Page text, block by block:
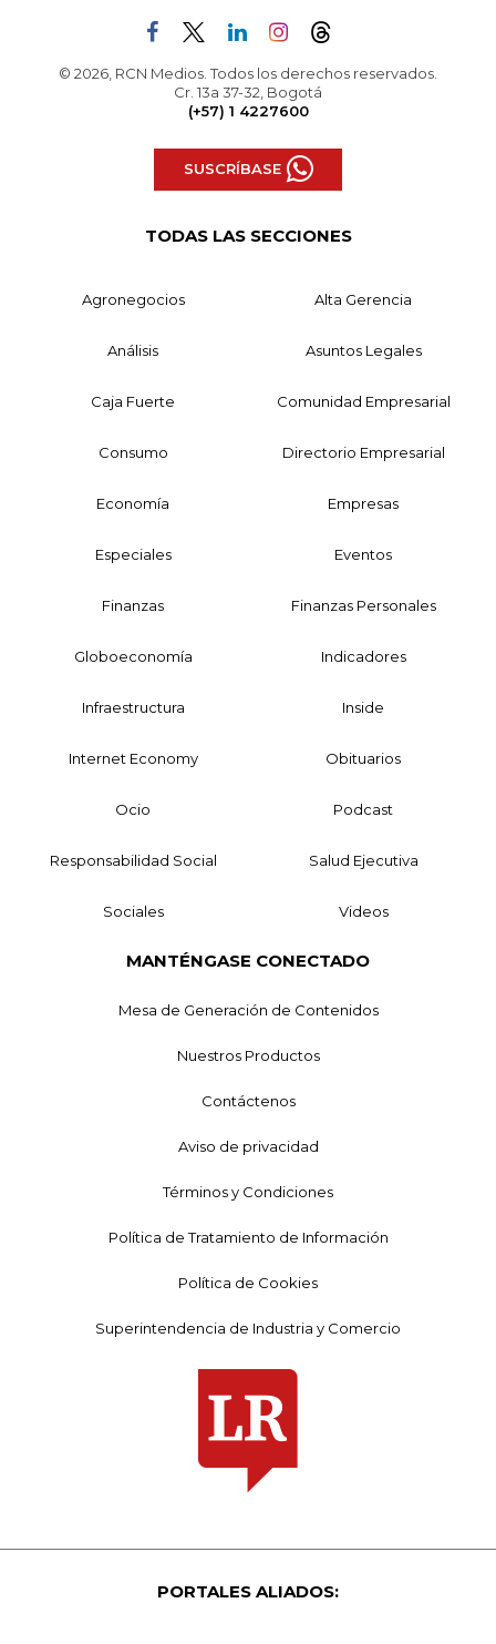
© 2026, RCN Medios. Todos los derechos reservados.
Cr. 13a 37-32, Bogotá
(+57) 1 4227600
SUSCRÍBASE
TODAS LAS SECCIONES
Agronegocios Alta Gerencia
Análisis Asuntos Legales
Caja Fuerte Comunidad Empresarial
Consumo Directorio Empresarial
Economía Empresas
Especiales Eventos
Finanzas Finanzas Personales
Globoeconomía Indicadores
Infraestructura Inside
Internet Economy Obituarios
Ocio Podcast
Responsabilidad Social Salud Ejecutiva
Sociales Videos
MANTÉNGASE CONECTADO
Mesa de Generación de Contenidos
Nuestros Productos
Contáctenos
Aviso de privacidad
Términos y Condiciones
Política de Tratamiento de Información
Política de Cookies
Superintendencia de Industria y Comercio
PORTALES ALIADOS: